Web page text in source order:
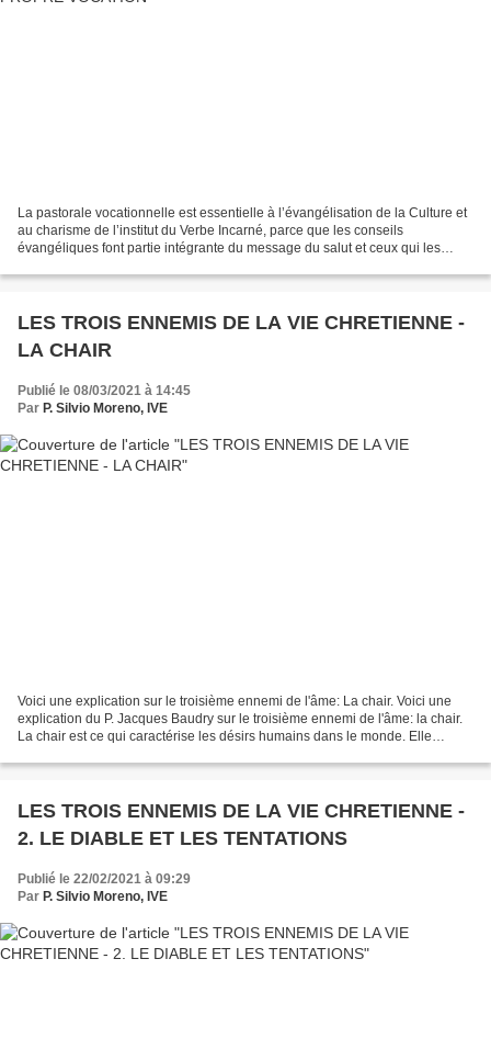
La pastorale vocationnelle est essentielle à l’évangélisation de la Culture et
au charisme de l’institut du Verbe Incarné, parce que les conseils
évangéliques font partie intégrante du message du salut et ceux qui les
LES TROIS ENNEMIS DE LA VIE CHRETIENNE -
LA CHAIR
Publié le 08/03/2021 à 14:45
Par P. Silvio Moreno, IVE
Voici une explication sur le troisième ennemi de l'âme: La chair. Voici une
explication du P. Jacques Baudry sur le troisième ennemi de l'âme: la chair.
La chair est ce qui caractérise les désirs humains dans le monde. Elle
LES TROIS ENNEMIS DE LA VIE CHRETIENNE -
2. LE DIABLE ET LES TENTATIONS
Publié le 22/02/2021 à 09:29
Par P. Silvio Moreno, IVE